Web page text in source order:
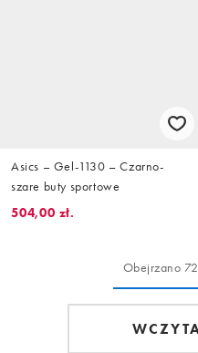
Asics – Gel-1130 – Czarno-
szare buty sportowe
504,00 zł.
Obejrzano